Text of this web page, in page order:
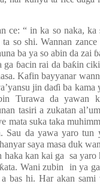
ce: “ in ka so naka, ka
so shi. Wannan
ba ya so abin da zai ɓ
ga ɓacin rai da baƙin
Kafin bayyanar
jin daɗi ba kama
Turawa da yawan
tasiri a zukatan
mata suka taka
Sau da yawa yaro tun
saya masa duk
haka kan kai ga sa yaro
ƙata. Wani zubin
in ya
bas hi. Har akan sami